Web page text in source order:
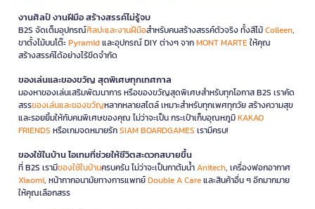
งานศิลป์ งานฝีมือ สร้างสรรค์ไม่รู้จบ
B2S จัดเต็มอุปกรณ์ศิลปะและงานฝีมือสำหรับคนสร้างสรรค์ตัวจริง ทั้งสีไม้Colleen,
ขาตั้งไม้บนโต๊ะPyramidและอุปกรณ์ DIY ต่างๆ จากMONT MARTEให้คุณ
สร้างสรรค์ได้อย่างไร้ขีดจำกัด
ของเล่นและของขวัญ สุดพิเศษทุกเทศกาล
มองหาของเล่นเสริมพัฒนาการ หรือของขวัญสุดพิเศษสำหรับทุกโอกาส B2S เราคัด
สรรของเล่นและของขวัญหลากหลายสไตล์ เหมาะสำหรับทุกเพศทุกวัย สร้างความสุข
และรอยยิ้มให้กับคนพิเศษของคุณ ไม่ว่าจะเป็น กระเป๋าเก็บอุณหภูมิKAKAO
FRIENDS หรือเกมจดหมายรักSIAM BOARDGAMES เรามีครบ!
ของใช้ในบ้าน ไอเทมที่ช่วยให้ชีวิตสะดวกสบายขึ้น
ที่ B2S เรามีของใช้ในบ้านครบครัน ไม่ว่าจะเป็นกาต้มน้ำAnitech, เครื่องฟอกอากาศ
Xiaomi, หน้ากากอนามัยทางการแพทย์Double A Careและสินค้าอื่น ๆ อีกมากมาย
ให้คุณเลือกสรร